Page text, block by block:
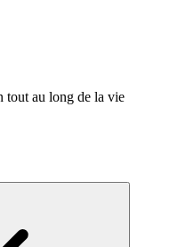
tout au long de la vie